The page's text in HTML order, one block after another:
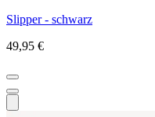
Slipper - schwarz
49,95 €